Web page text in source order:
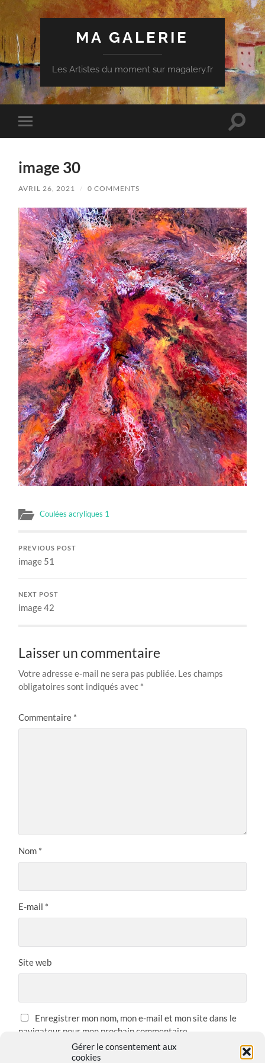
Gérer le consentement aux
cookies
MA GALERIE
Les Artistes du moment sur magalery.fr
Toggle
mobile
Toggle
image 30
AVRIL 26, 2021 / 0 COMMENTS
Coulées acryliques 1
PREVIOUS POST
image 51
NEXT POST
image 42
Laisser un commentaire
Votre adresse e-mail ne sera pas publiée. Les champs
obligatoires sont indiqués avec *
Commentaire *
Nom *
E-mail *
Site web
Enregistrer mon nom, mon e-mail et mon site dans le
navigateur pour mon prochain commentaire.